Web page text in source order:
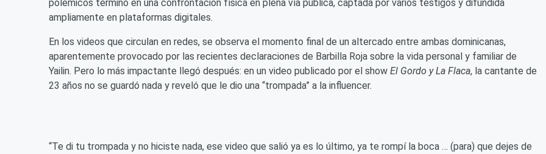
polémicos terminó en una confrontación física en plena vía pública, captada por varios testigos y difundida
ampliamente en plataformas digitales.
En los videos que circulan en redes, se observa el momento final de un altercado entre ambas dominicanas,
aparentemente provocado por las recientes declaraciones de Barbilla Roja sobre la vida personal y familiar de
Yailin. Pero lo más impactante llegó después: en un video publicado por el show El Gordo y La Flaca, la cantante de
23 años no se guardó nada y reveló que le dio una “trompada” a la influencer.
“Te di tu trompada y no hiciste nada, ese video que salió ya es lo último, ya te rompí la boca … (para) que dejes de